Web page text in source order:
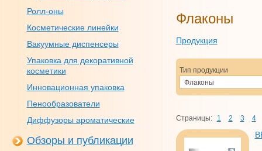
Ролл-оны
Косметические линейки
Вакуумные диспенсеры
Упаковка для декоративной
косметики
Инновационная упаковка
Пенообразователи
Диффузоры ароматические
Обзоры и публикации
Флаконы
Продукция
Тип продукции
Флаконы
Страницы: 1 2 3 4